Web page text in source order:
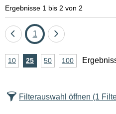
Ergebnisse 1 bis 2 von 2
Eine
zurück
Seite
1
Eine
vor
A
z
10Ergebnisse
25Ergebnisse
50Ergebnisse
100Ergebnisse
Filterauswahl öffnen (1